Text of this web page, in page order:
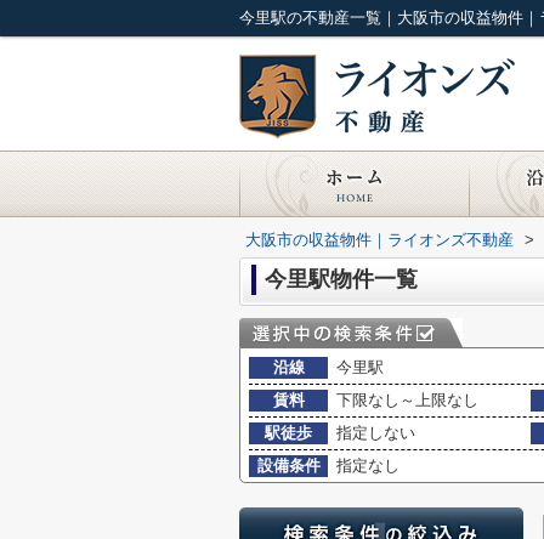
今里駅の不動産一覧｜大阪市の収益物件
大阪市の収益物件｜ライオンズ不動産 >
今里駅物件一覧
沿線
今里駅
賃料
下限なし～上限なし
駅徒歩
指定しない
設備条件
指定なし